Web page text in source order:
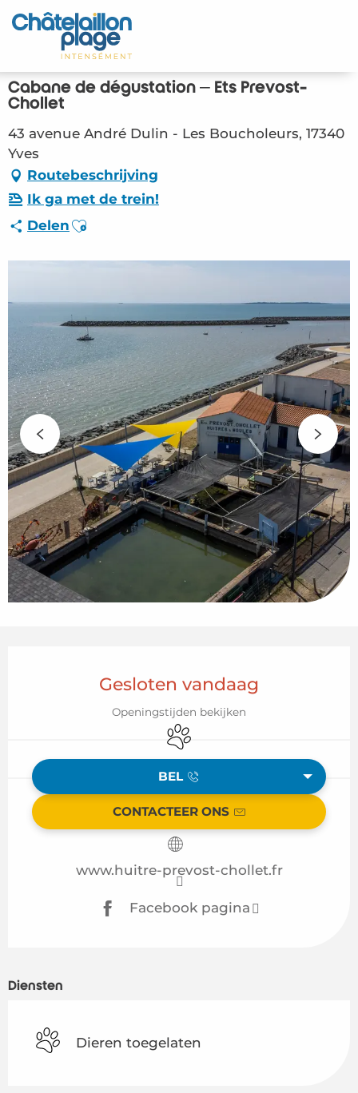
Aller
au
principal
Home – NL
Ontdek
Leven
Afspraken
Uw verblijf - NL
Cabane de dégustation – Ets Prevost-
Chollet
43 avenue André Dulin - Les Boucholeurs, 17340
Yves
Routebeschrijving
Ik ga met de trein!
Delen Ajouter aux favoris
Gesloten vandaag
Openingstijden bekijken
Dieren toegelaten
BEL
CONTACTEER ONS
www.huitre-prevost-chollet.fr
Facebook pagina
Diensten
Dieren toegelaten